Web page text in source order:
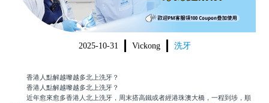
2025-10-31 Vickong 洗牙
香港人點解越嚟越多北上洗牙？
香港人點解越嚟越多北上洗牙？
近年愈來愈多香港人北上洗牙，周末搭高鐵或者經港珠澳大橋，一程到埗，順